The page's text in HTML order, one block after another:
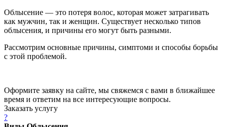
Облысение — это потеря волос, которая может затрагивать
как мужчин, так и женщин. Существует несколько типов
облысения, и причины его могут быть разными.
Рассмотрим основные причины, симптоми и способы борьбы
с этой проблемой.
Оформите заявку на сайте, мы свяжемся с вами в ближайшее
время и ответим на все интересующие вопросы.
Заказать услугу
?